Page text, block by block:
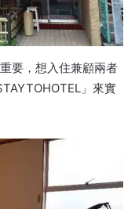
要，想入住兼顧兩者
」來實